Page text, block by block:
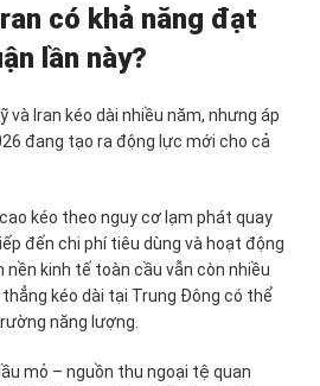
có khả năng đạt
lần này?
và Iran kéo dài nhiều năm, nhưng áp
đang tạo ra động lực mới cho cả
kéo theo nguy cơ lạm phát quay
đến chi phí tiêu dùng và hoạt động
nền kinh tế toàn cầu vẫn còn nhiều
kéo dài tại Trung Đông có thể
năng lượng.
mỏ – nguồn thu ngoại tệ quan